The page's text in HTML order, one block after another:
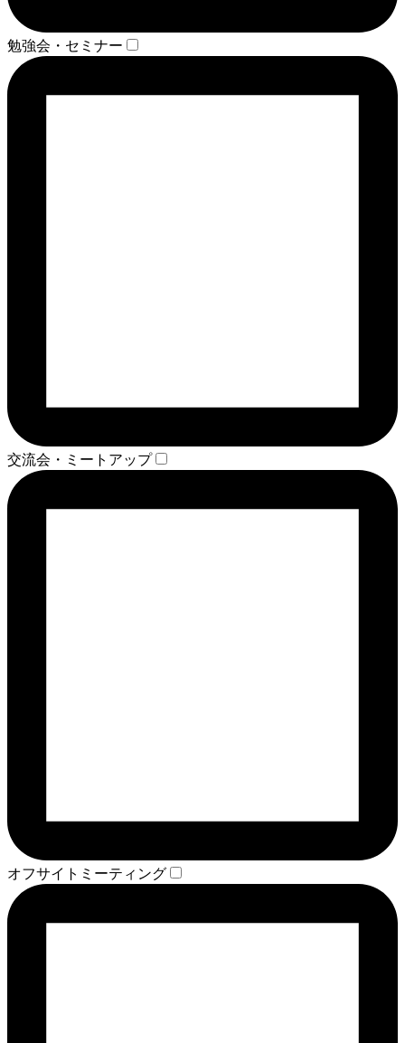
勉強会・セミナー
交流会・ミートアップ
オフサイトミーティング